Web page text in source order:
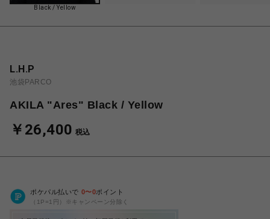
Black / Yellow
L.H.P
池袋PARCO
AKILA "Ares" Black / Yellow
￥26,400 税込
ポケパル払いで 0〜0ポイント
（1P=1円）※キャンペーン分除く